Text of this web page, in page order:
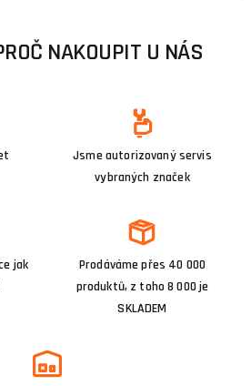
NAKOUPIT U NÁS
Jsme autorizovaný servis
vybraných značek
jak
Prodáváme přes 40 000
produktů, z toho 8 000 je
SKLADEM